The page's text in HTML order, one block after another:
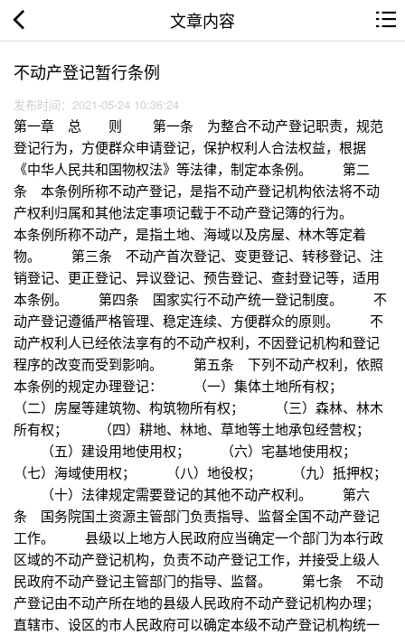
文章内容
不动产登记暂行条例
发布时间：2021-05-24 10:36:24
第一章 总 则 第一条 为整合不动产登记职责，规范
登记行为，方便群众申请登记，保护权利人合法权益，根据
《中华人民共和国物权法》等法律，制定本条例。 第二
条 本条例所称不动产登记，是指不动产登记机构依法将不动
产权利归属和其他法定事项记载于不动产登记簿的行为。
本条例所称不动产，是指土地、海域以及房屋、林木等定着
物。 第三条 不动产首次登记、变更登记、转移登记、注
销登记、更正登记、异议登记、预告登记、查封登记等，适用
本条例。 第四条 国家实行不动产统一登记制度。 不
动产登记遵循严格管理、稳定连续、方便群众的原则。 不
动产权利人已经依法享有的不动产权利，不因登记机构和登记
程序的改变而受到影响。 第五条 下列不动产权利，依照
本条例的规定办理登记： （一）集体土地所有权；
（二）房屋等建筑物、构筑物所有权； （三）森林、林木
所有权； （四）耕地、林地、草地等土地承包经营权；
（五）建设用地使用权； （六）宅基地使用权；
（七）海域使用权； （八）地役权； （九）抵押权；
（十）法律规定需要登记的其他不动产权利。 第六
条 国务院国土资源主管部门负责指导、监督全国不动产登记
工作。 县级以上地方人民政府应当确定一个部门为本行政
区域的不动产登记机构，负责不动产登记工作，并接受上级人
民政府不动产登记主管部门的指导、监督。 第七条 不动
产登记由不动产所在地的县级人民政府不动产登记机构办理；
直辖市、设区的市人民政府可以确定本级不动产登记机构统一